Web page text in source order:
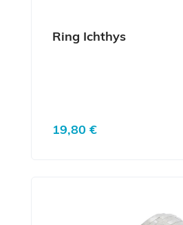
Ring Ichthys
Regulärer Preis:
19,80 €